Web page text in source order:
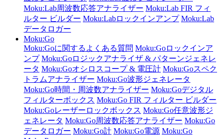
Moku:Lab周波数応答アナライザー Moku:Lab FIR フィ
ルター ビルダー Moku:Labロックインアンプ Moku:Lab
データロガー
Moku:Go
Moku:Goに関するよくある質問 Moku:Goロックインア
ンプ Moku:Goロジックアナライザ & パターンジェネレ
ータ Moku:Goオシロスコープ & 電圧計 Moku:Goスペク
トラムアナライザー Moku:Go波形ジェネレータ
Moku:Go時間・周波数アナライザー Moku:Goデジタル
フィルターボックス Moku:Go FIR フィルター ビルダー
Moku:Goレーザーロックボックス Moku:Go任意波形ジ
ェネレータ Moku:Go周波数応答アナライザー Moku:Go
データロガー Moku:Go計 Moku:Go電源 Moku:Go